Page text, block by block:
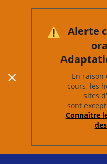
Alerte
En raison
cours, les
sites
sont
Connaître